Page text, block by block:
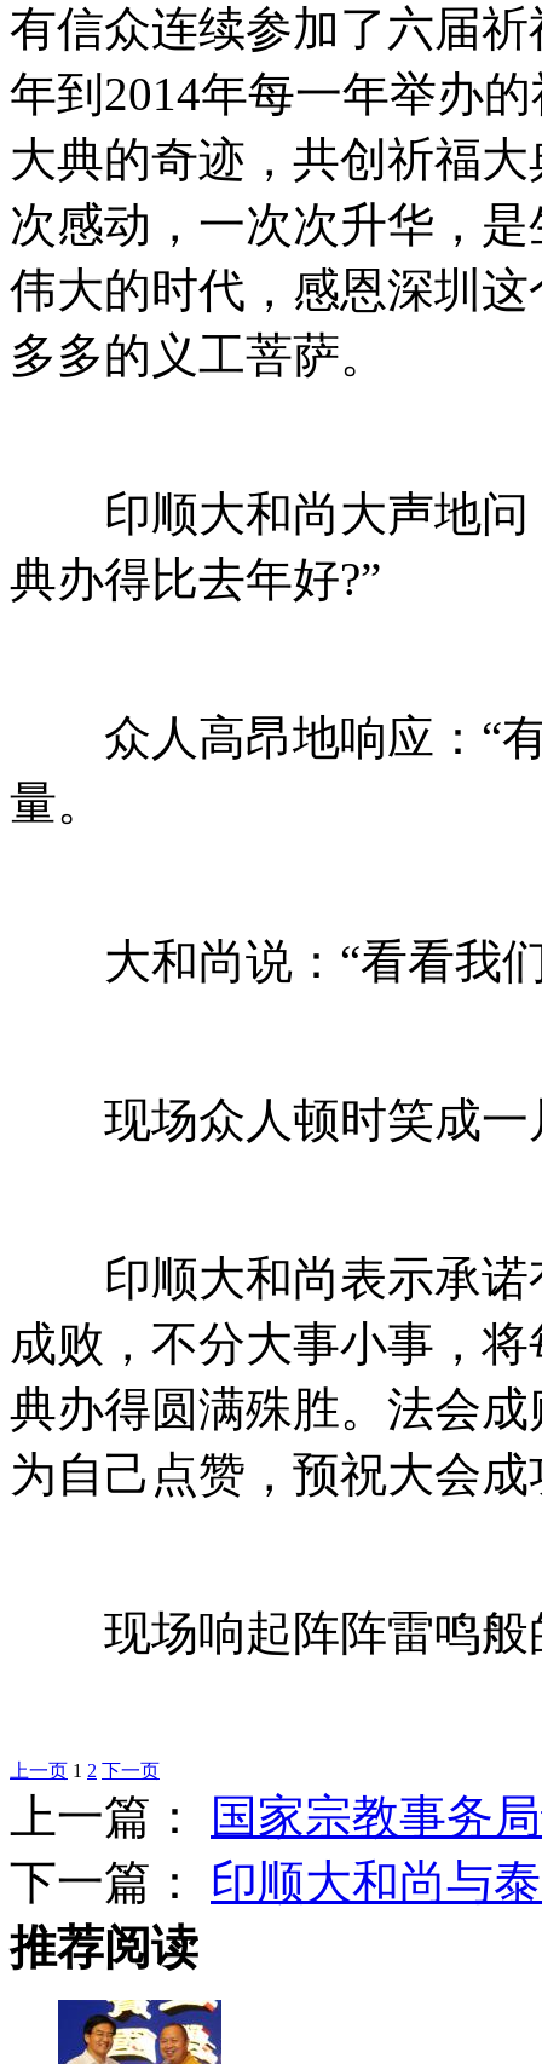
有信众连续参加了六届
年到2014年每一年举办
大典的奇迹，共创祈福
次感动，一次次升华，
伟大的时代，感恩深圳
多多的义工菩萨。
印顺大和尚大声地问
典办得比去年好?”
众人高昂地响应：“有
量。
大和尚说：“看看我们
现场众人顿时笑成一
印顺大和尚表示承诺
成败，不分大事小事，
典办得圆满殊胜。法会
为自己点赞，预祝大会
现场响起阵阵雷鸣般
上一页 1 2 下一页
上一篇：
国家宗教事务
下一篇： 印顺大和尚与
推荐阅读